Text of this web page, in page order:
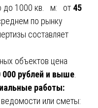
до 1000 кв. м: от 45
по рынку
составляет
объектов цена
000 рублей и выше
работы:
или сметы: